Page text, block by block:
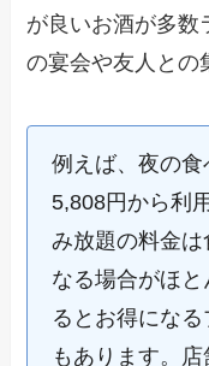
が良いお酒が多数
の宴会や友人との
例えば、夜の
5,808円から利
み放題の料金は
なる場合がほ
るとお得にな
もあります。